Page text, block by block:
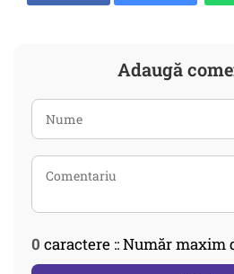
Adaugă
0 caractere :: Număr maxim